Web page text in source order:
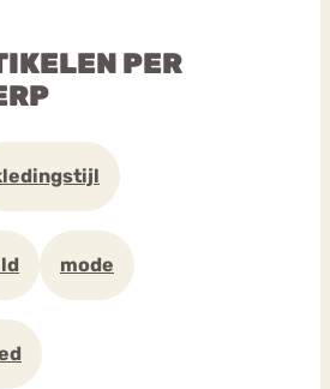
PER
mode